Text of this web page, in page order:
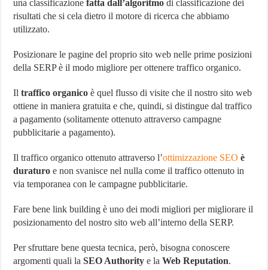
una classificazionefatta dall’algoritmo di classificazione dei
risultati che si cela dietro il motore di ricerca che abbiamo
utilizzato.
Posizionare le pagine del proprio sito web nelle prime posizioni
della SERP è il modo migliore per ottenere traffico organico.
Iltraffico organico è quel flusso di visite che il nostro sito web
ottiene in maniera gratuita e che, quindi, si distingue dal traffico
a pagamento (solitamente ottenuto attraverso campagne
pubblicitarie a pagamento).
Il traffico organico ottenuto attraverso l’ottimizzazione SEO è
duraturo e non svanisce nel nulla come il traffico ottenuto in
via temporanea con le campagne pubblicitarie.
Fare bene link building è uno dei modi migliori per migliorare il
posizionamento del nostro sito web all’interno della SERP.
Per sfruttare bene questa tecnica, però, bisogna conoscere
argomenti quali laSEO Authority e laWeb Reputation.